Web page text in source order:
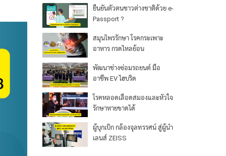
ยืนยันตัวตนชาวต่างชาติด้วย e-
Passport ?
สมุนไพรรักษา โรคกระเพาะ
อาหาร กรดไหลย้อน
พัฒนาช่างซ่อมรถยนต์ มือ
อาชีพ EV ไฮบริด
โรคหลอดเลือดสมองและหัวใจ
รักษาหายขาดได้
ผู้บุกเบิก กล้องจุลทรรศน์ สู่ผู้นำ
เลนส์ ZEISS